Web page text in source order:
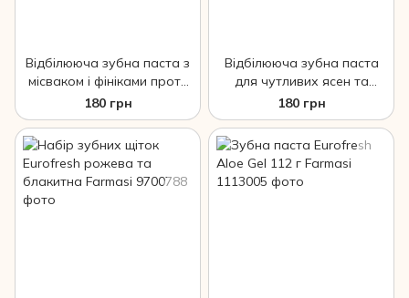
Відбілююча зубна паста з
місваком і фініками проти
карієсу та зубного
нальоту, 130 г Eurofresh
Whitening Farma
180 грн
Відбілююча зубна паста
для чутливих ясен та
свіжого подиху, 130 г
Eurofresh Whitening
180 грн